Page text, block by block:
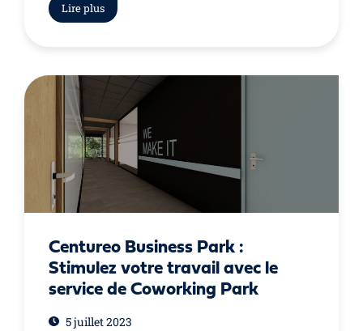
Lire plus
Centureo Business Park :
Stimulez votre travail avec le
service de Coworking Park
5 juillet 2023